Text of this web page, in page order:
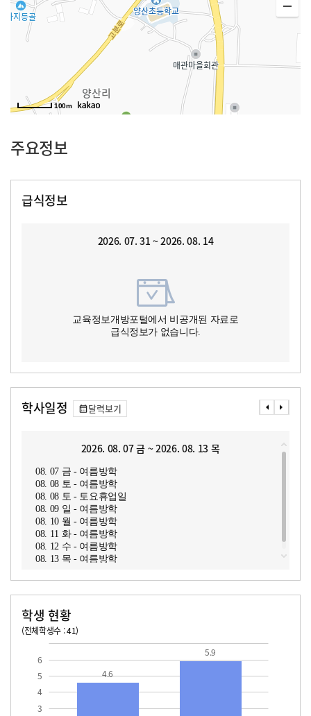
100m
주요정보
급식정보
2026. 07. 31 ~ 2026. 08. 14
교육정보개방포털에서 비공개된 자료로
급식정보가 없습니다.
학사일정 달력보기
2026. 08. 07 금 ~ 2026. 08. 13 목
08. 07 금 - 여름방학
08. 08 토 - 여름방학
08. 08 토 - 토요휴업일
08. 09 일 - 여름방학
08. 10 월 - 여름방학
08. 11 화 - 여름방학
08. 12 수 - 여름방학
08. 13 목 - 여름방학
학생 현황
(전체학생수 : 41)
3
4
5
6
4.6
5.9